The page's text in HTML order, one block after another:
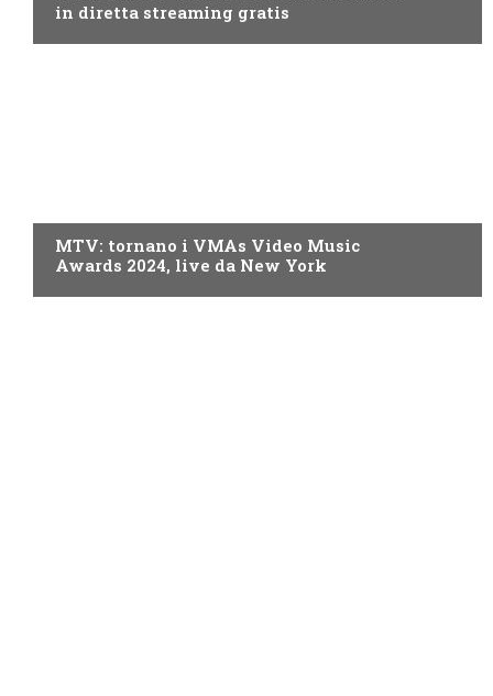
in diretta streaming gratis
MTV: tornano i VMAs Video Music
Awards 2024, live da New York